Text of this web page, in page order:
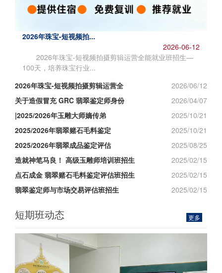
2026年珠宝-短视频拍...
2026-06-12
2026年珠宝-短视频拍摄剪辑运营全能就业班招生—
100天，培养珠宝行业...
2026年珠宝-短视频拍摄剪辑运营全
2026/06/12
关于造假冒充 GRC 翡翠鉴定师身份
2026/04/07
|2025/2026年玉雕大师嫡传弟
2025/10/21
2025/2026年翡翠赌石毛料鉴定
2025/10/21
2025/2026年翡翠成品鉴定评估
2025/08/25
造就神笔马良！ 高级玉雕师培训班招生
2025/02/15
点石成金 翡翠赌石毛料鉴定评估班招生
2025/02/15
翡翠鉴定师与市场交易评估班招生
2025/02/15
短期班动态 更多